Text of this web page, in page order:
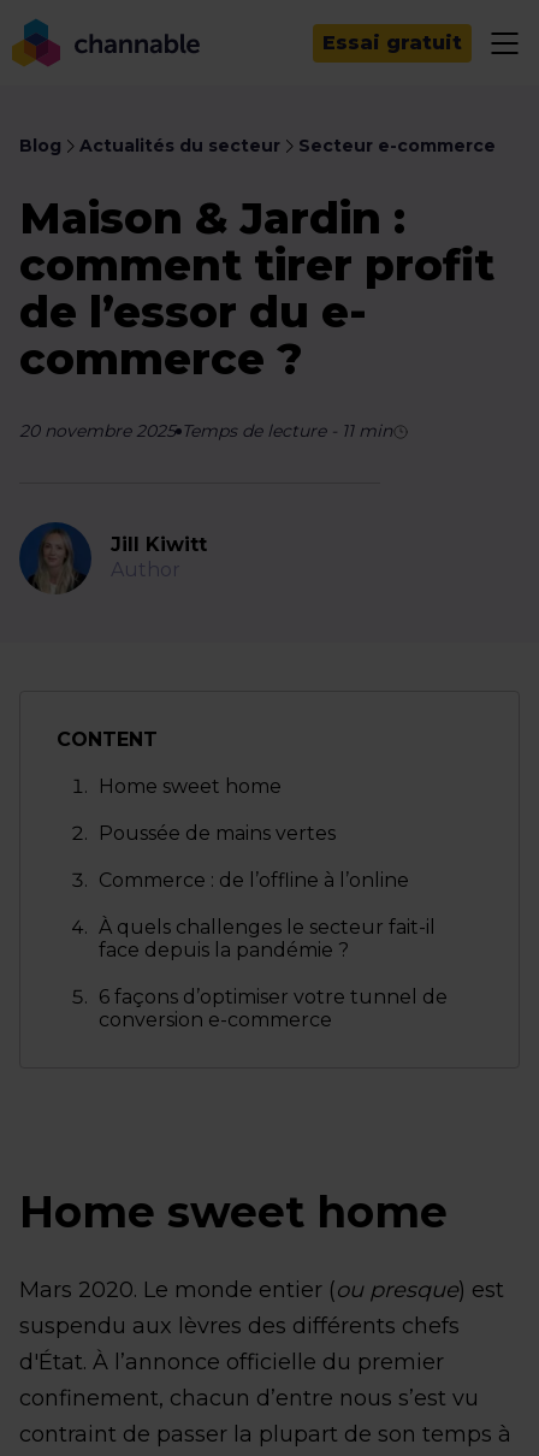
Essai gratuit
Blog Actualités du secteur Secteur e-commerce
Maison & Jardin :
comment tirer profit
de l’essor du e-
commerce ?
20 novembre 2025 Temps de lecture- 11min
Jill Kiwitt
Author
CONTENT
Home sweet home
Poussée de mains vertes
Commerce : de l’offline à l’online
À quels challenges le secteur fait-il
face depuis la pandémie ?
6 façons d’optimiser votre tunnel de
conversion e-commerce
Home sweet home
Mars 2020. Le monde entier (ou presque) est
suspendu aux lèvres des différents chefs
d'État. À l’annonce officielle du premier
confinement, chacun d’entre nous s’est vu
contraint de passer la plupart de son temps à